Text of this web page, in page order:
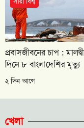
প্রবাসজীবনের চাপ :
দিনে ৮ বাংলাদেশির মৃত্যু
২ দিন আগে
খেলা